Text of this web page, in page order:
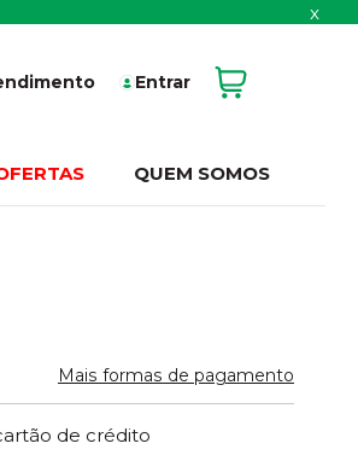
x
Entrar
QUEM SOMOS
Mais formas de pagamento
de crédito